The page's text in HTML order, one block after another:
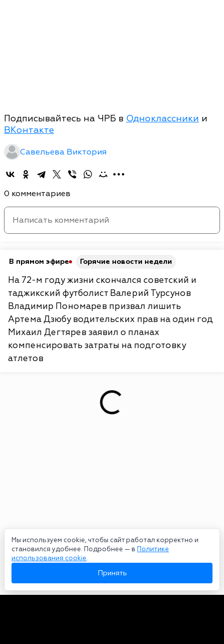
Мы используем cookie, чтобы сайт работал корректно и
становился удобнее. Подробнее — в Политике
использования cookie.
Принять
Подписывайтесь на ЧРБ в Одноклассники и
ВКонтакте
Савельева Виктория
0 комментариев
В прямом эфире Горячие новости недели
На 72-м году жизни скончался советский и
таджикский футболист Валерий Турсунов
Владимир Пономарев призвал лишить
Артема Дзюбу водительских прав на один год
Михаил Дегтярев заявил о планах
компенсировать затраты на подготовку
атлетов